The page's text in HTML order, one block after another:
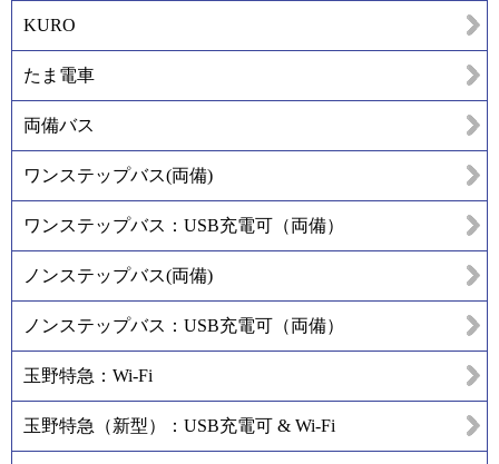
KURO
たま電車
両備バス
ワンステップバス(両備)
ワンステップバス：USB充電可（両備）
ノンステップバス(両備)
ノンステップバス：USB充電可（両備）
玉野特急：Wi-Fi
玉野特急（新型）：USB充電可 & Wi-Fi